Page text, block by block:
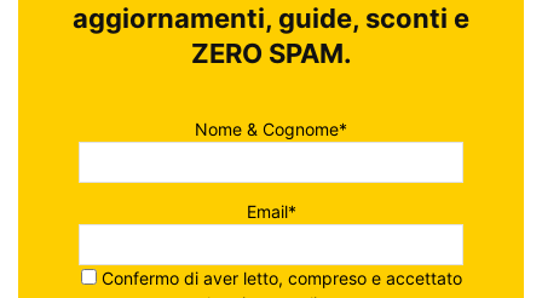
aggiornamenti, guide, sconti e
ZERO SPAM.
Nome & Cognome*
Email*
Confermo di aver letto, compreso e accettato